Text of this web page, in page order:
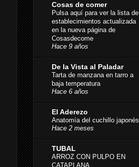
Cosas de comer
Pulsa aquí para ver la lista de
establecimientos actualizada
en la nueva página de
Cosasdecome
Hace 9 años
De la Vista al Paladar
Tarta de manzana en tarro a
baja temperatura
Hace 6 años
El Aderezo
Anatomía del cuchillo japonés
Hace 2 meses
TUBAL
ARROZ CON PULPO EN
CATAPLANA